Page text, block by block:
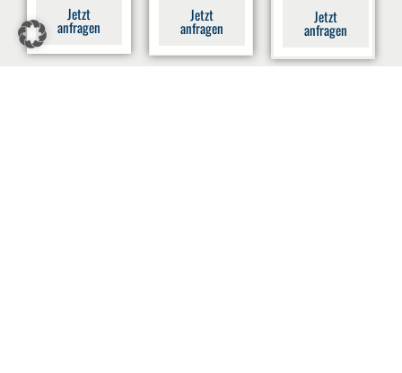
Jetzt
anfragen
Jetzt
anfragen
Jetzt
anfragen